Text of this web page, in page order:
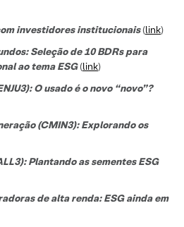
investidores institucionais(link)
Seleção de 10 BDRs para
ao tema ESG(link)
O usado é o novo “novo”?
(CMIN3): Explorando os
Plantando as sementes ESG
de alta renda: ESG ainda em